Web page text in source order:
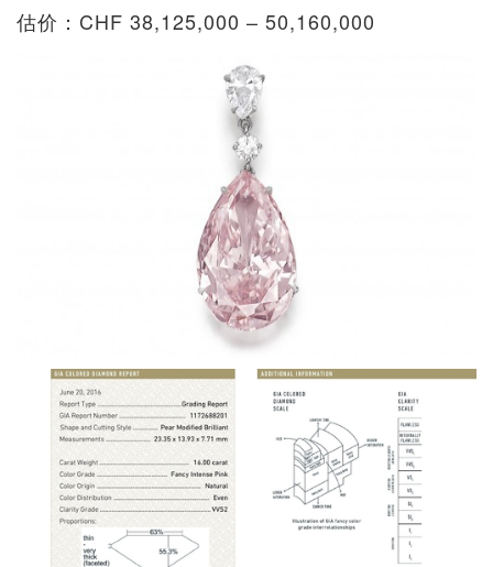
估价：CHF 38,125,000 – 50,160,000